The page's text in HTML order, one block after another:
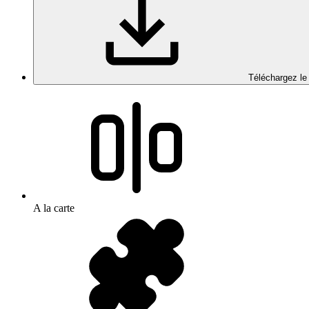
Téléchargez le
A la carte